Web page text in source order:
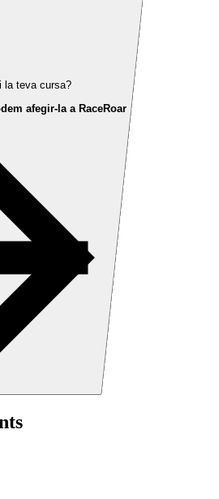
la teva cursa?
afegir-la a RaceRoar